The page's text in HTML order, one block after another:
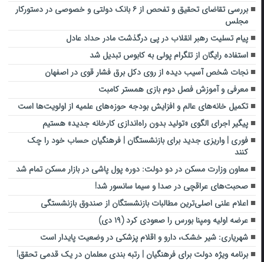
بررسی تقاضای تحقیق و تفحص از ۶ بانک دولتی و خصوصی در دستورکار
مجلس
پیام تسلیت رهبر انقلاب در پی درگذشت مادر حداد عادل
استفاده رایگان از تلگرام پولی به کابوس تبدیل شد
نجات شخص آسیب دیده از روی دکل برق فشار قوی در اصفهان
معرفی و آموزش فصل دوم بازی همستر کامبت
تکمیل خانه‌های عالم و افزایش بودجه حوزه‌های علمیه از اولویت‌ها است
پیگیر اجرای الگوی «تولید بدون راه‌اندازی کارخانه جدید» هستیم
فوری | واریزی جدید برای بازنشستگان | فرهنگیان حساب خود را چک
کنند
معاون وزارت مسکن در دو دولت: دوره پول پاشی در بازار مسکن تمام شد
صحبت‌های عراقچی در صدا و سیما سانسور شد!
اعلام علنی اصلی‌ترین مطالبات بازنشستگان از صندوق بازنشستگی
عرضه اولیه ومپنا بورس را صعودی کرد (۱۹ دی)
شهریاری: شیر خشک، دارو و اقلام پزشکی در وضعیت پایدار است
برنامه ویژه دولت برای فرهنگیان | رتبه بندی معلمان در یک قدمی تحقق!